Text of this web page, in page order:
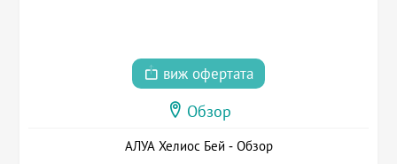
виж офертата
Обзор
АЛУА Хелиос Бей - Обзор